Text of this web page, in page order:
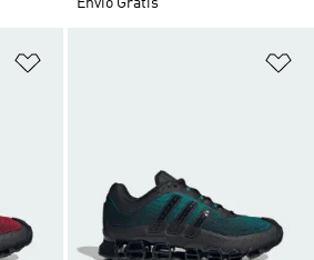
Envío Gratis